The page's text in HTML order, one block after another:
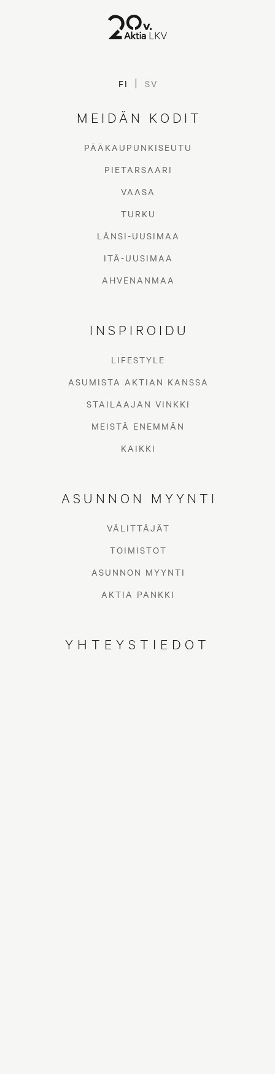
FI SV
MEIDÄN KODIT
PÄÄKAUPUNKISEUTU
PIETARSAARI
VAASA
TURKU
LÄNSI-UUSIMAA
ITÄ-UUSIMAA
AHVENANMAA
INSPIROIDU
LIFESTYLE
ASUMISTA AKTIAN KANSSA
STAILAAJAN VINKKI
MEISTÄ ENEMMÄN
KAIKKI
ASUNNON MYYNTI
VÄLITTÄJÄT
TOIMISTOT
ASUNNON MYYNTI
AKTIA PANKKI
YHTEYSTIEDOT